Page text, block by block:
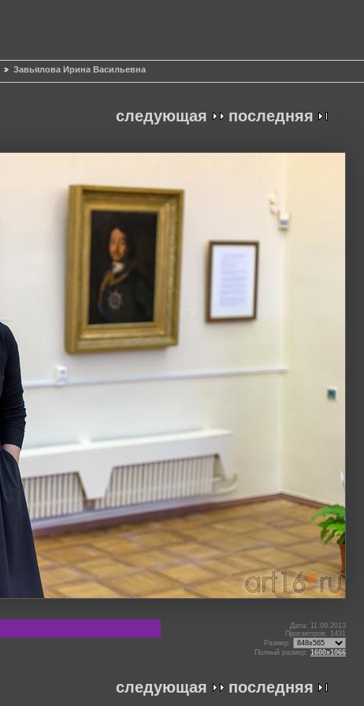
Завьялова Ирина Васильевна
следующая последняя
Дата: 11.09.2013
Просмотров: 1431
Размер:
Полный размер: 1600x1066
следующая последняя